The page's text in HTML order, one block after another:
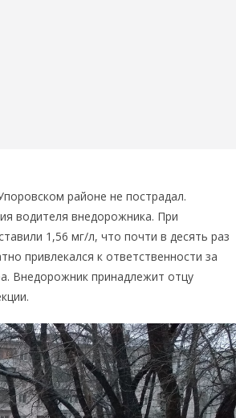
районе не пострадал.
водителя внедорожника. При
1,56 мг/л, что почти в десять раз
привлекался к ответственности за
Внедорожник принадлежит отцу